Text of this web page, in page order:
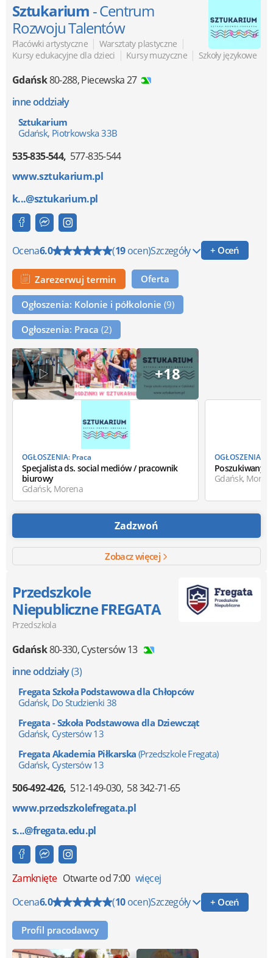
Sztukarium - Centrum
Rozwoju Talentów
Placówki artystyczne | Warsztaty plastyczne |
Kursy edukacyjne dla dzieci | Kursy muzyczne | Szkoły językowe
Gdańsk80-288,Piecewska 27
inne oddziały
Sztukarium
Gdańsk, Piotrkowska 33B
535-835-544 577-835-544
www.sztukarium.pl
k...@sztukarium.pl
Ocena6.0 (19ocen)Szczegóły + Oceń
Zarezerwuj termin Oferta
Ogłoszenia: Kolonie i półkolonie (9)
Ogłoszenia: Praca (2)
+18
OGŁOSZENIA: Praca
Specjalista ds. social mediów / pracownik
biurowy
Gdańsk, Morena
OGŁOSZENIA:
Poszukiwany:
Gdańsk,
Zadzwoń
Zobacz więcej
Przedszkole
Niepubliczne FREGATA
Przedszkola
Gdańsk80-330,Cystersów 13
inne oddziały(3)
Fregata Szkoła Podstawowa dla Chłopców
Gdańsk, Do Studzienki 38
Fregata - Szkoła Podstawowa dla Dziewcząt
Gdańsk, Cystersów 13
Fregata Akademia Piłkarska (Przedszkole Fregata)
Gdańsk, Cystersów 13
506-492-426 512-149-030 58 342-71-65
www.przedszkolefregata.pl
s...@fregata.edu.pl
Zamknięte Otwarte od 7:00 więcej
Ocena6.0 (10ocen)Szczegóły + Oceń
Profil pracodawcy